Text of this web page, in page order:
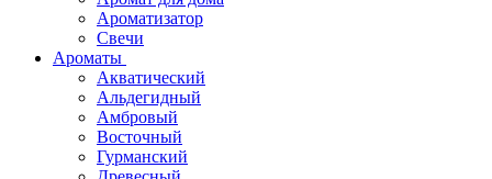
Ароматизатор
Свечи
Ароматы
Акватический
Альдегидный
Амбровый
Восточный
Гурманский